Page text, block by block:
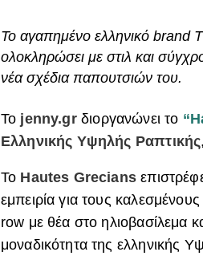
Το αγαπημένο ελληνικό brand
ολoκληρώσει με στιλ και
νέα σχέδια παπουτσιών του.
Το jenny.grδιοργανώνει το
Ελληνικής Υψηλής Ραπτικής
Το Hautes Grecians
εμπειρία για τους
row με θέα στο ηλιοβασίλεμα
μοναδικότητα της ελληνικής